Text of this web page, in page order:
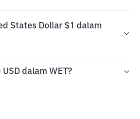
States Dollar $1 dalam
dalam WET?